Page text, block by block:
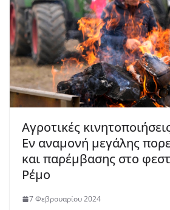
Αγροτικές
Εν αναμονή μεγάλης
και παρέμβασης στο
Ρέμο
7 Φεβρουαρίου 2024